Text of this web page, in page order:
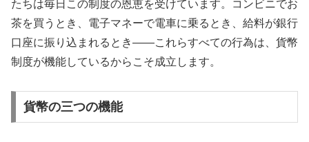
たちは毎日この制度の恩恵を受けています。コンビニでお
茶を買うとき、電子マネーで電車に乗るとき、給料が銀行
口座に振り込まれるとき——これらすべての行為は、貨幣
制度が機能しているからこそ成立します。
貨幣の三つの機能